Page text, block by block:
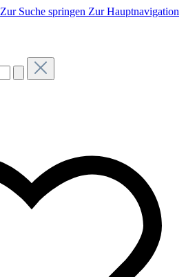
Zur Suche springen Zur Hauptnavigation